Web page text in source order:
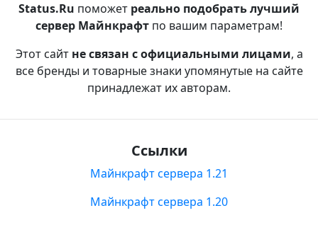
Status.Ru поможет реально подобрать лучший
сервер Майнкрафт по вашим параметрам!
Этот сайт не связан с официальными лицами, а
все бренды и товарные знаки упомянутые на сайте
принадлежат их авторам.
Ссылки
Майнкрафт сервера 1.21
Майнкрафт сервера 1.20